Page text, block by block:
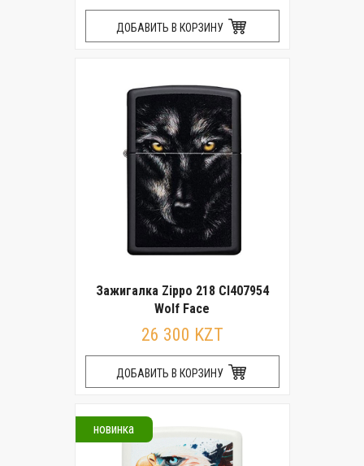
ДОБАВИТЬ В КОРЗИНУ
Зажигалка Zippo 218 CI407954
Wolf Face
26 300 KZT
ДОБАВИТЬ В КОРЗИНУ
новинка